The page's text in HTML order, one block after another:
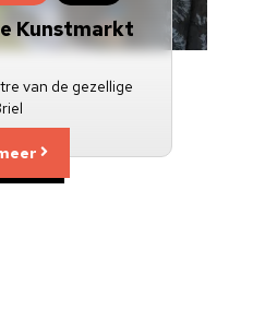
Kunstmarkt
van de gezellige